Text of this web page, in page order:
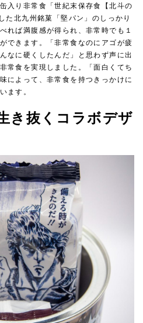
⼊り⾮常⾷「世紀末保存⾷【北⽃の
北九州銘菓「堅パン」のしっかり
れば満腹感が得られ、⾮常時でも１
できます。「⾮常⾷なのにアゴが疲
なに硬くしたんだ」と思わず声に出
常⾷を実現しました。「⾯⽩くてち
によって、⾮常⾷を持つきっかけに
ます。
き抜くコラボデザ